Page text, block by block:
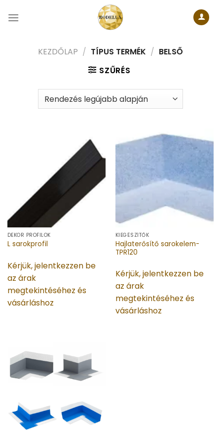
KEZDŐLAP / TÍPUS TERMÉK / BELSŐ
SZŰRÉS
DEKOR PROFILOK
L sarokprofil
Kérjük, jelentkezzen be
az árak
megtekintéséhez és
vásárláshoz
KIEGÉSZÍTŐK
Hajlaterősítő sarokelem-
TPR120
Kérjük, jelentkezzen be
az árak
megtekintéséhez és
vásárláshoz